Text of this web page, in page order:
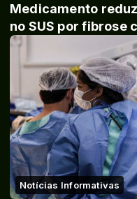
Medicamento
no SUS por fibrose
Notícias Informativas